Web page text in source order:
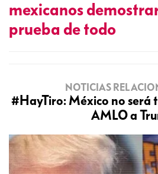
mexicanos
prueba de todo
NOTICIAS
#HayTiro: México no será
AMLO a